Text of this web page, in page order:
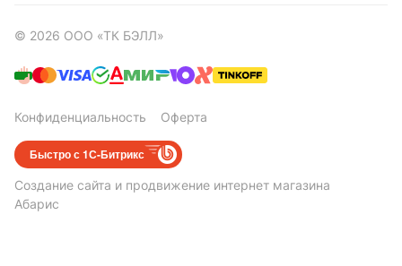
© 2026 ООО «ТК БЭЛЛ»
Конфиденциальность Оферта
Быстро с 1С-Битрикс
Создание сайта и продвижение интернет магазина
Абарис